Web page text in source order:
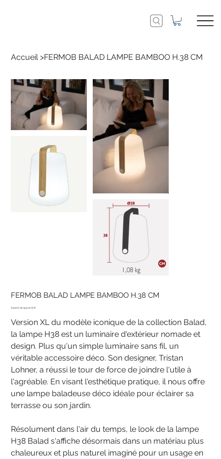
Accueil >FERMOB BALAD LAMPE BAMBOO H.38 CM
FERMOB BALAD LAMPE BAMBOO H.38 CM
Prix 159.00 CHF
Version XL du modèle iconique de la collection Balad,
la lampe H38 est un luminaire d'extérieur nomade et
design. Plus qu'un simple luminaire sans fil, un
véritable accessoire déco. Son designer, Tristan
Lohner, a réussi le tour de force de joindre l'utile à
l'agréable. En visant l'esthétique pratique, il nous offre
une lampe baladeuse déco idéale pour éclairer sa
terrasse ou son jardin.
Résolument dans l'air du temps, le look de la lampe
H38 Balad s'affiche désormais dans un matériau plus
chaleureux et plus naturel imaginé pour un usage en